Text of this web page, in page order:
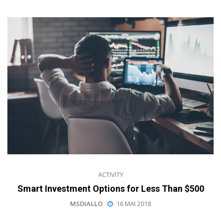
ACTIVITY
Smart Investment Options for Less Than $500
MSDIALLO 16 MAI 2018